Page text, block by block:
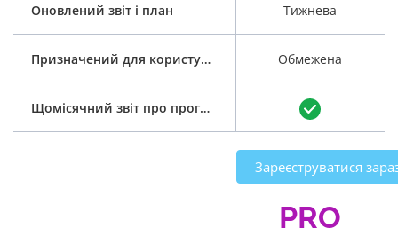
Оновлений звіт і план
Призначений для користувача план SEO
Щомісячний звіт про прогрес
Тижнева
Обмежена
Зареєструватися
PRO